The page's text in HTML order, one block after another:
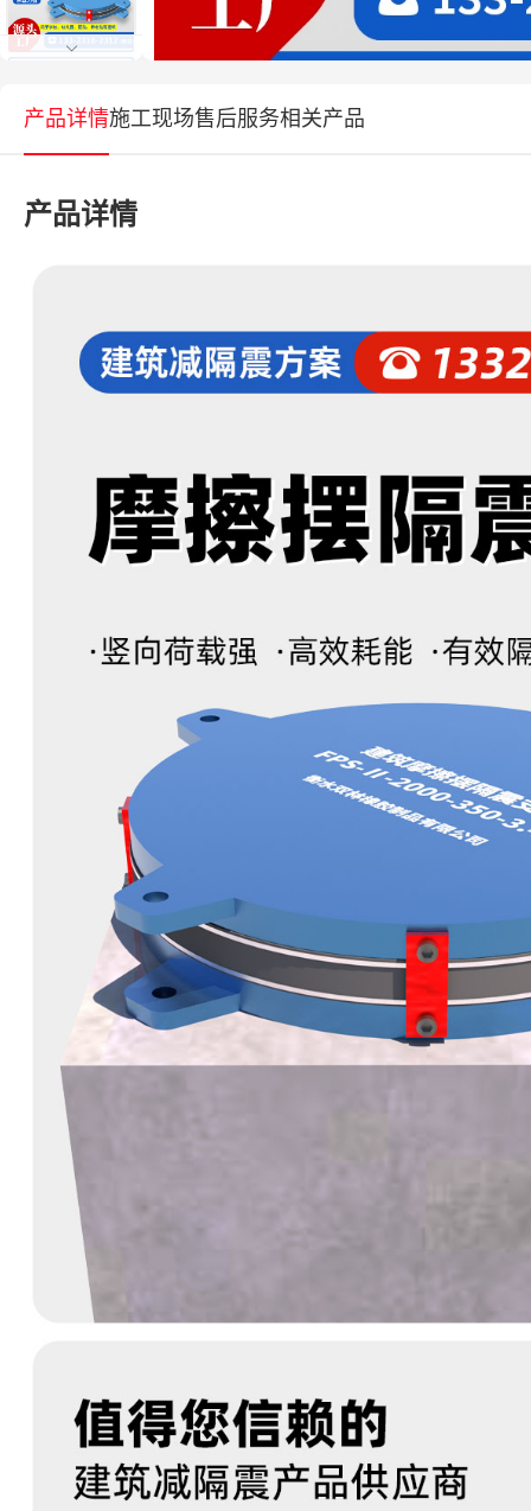
产品详情施工现场售后服务相关产品
产品详情